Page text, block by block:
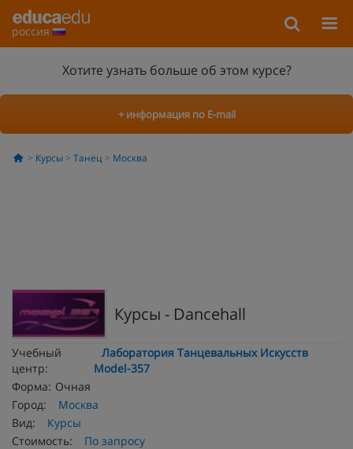
россия
Хотите узнать больше об этом курсе?
+ информация по E-mail
Курсы Танец Москва
Курсы - Dancehall
Учебный
центр:
Лаборатория Танцевальных Искусств
Model-357
Форма: Очная
Город:
Москва
Вид:
Курсы
Стоимость:
По запросу